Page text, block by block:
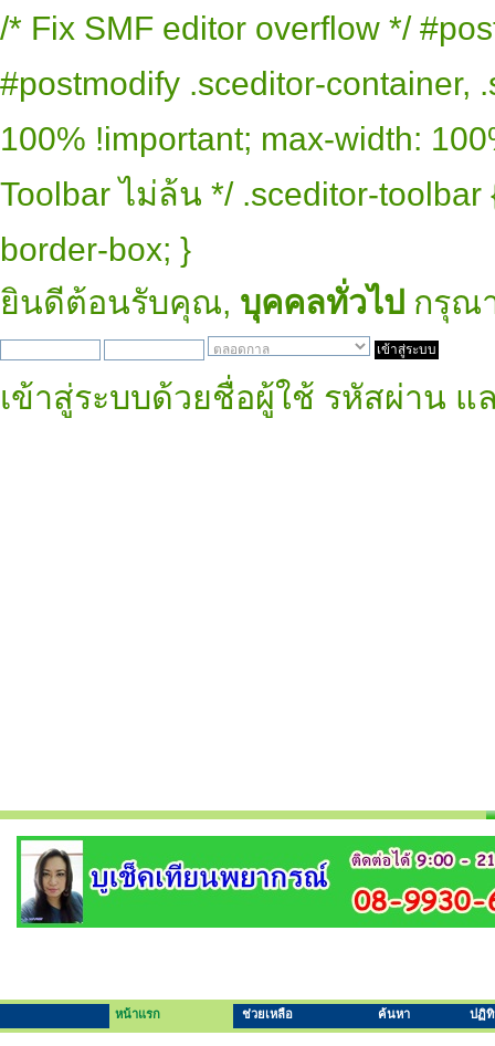
/* Fix SMF editor overflow */
#postmodify .sceditor-container,
100% !important; max-width:
Toolbar ไม่ล้น */ .sceditor-
border-box; }
ยินดีต้อนรับคุณ, บุคคลทั่วไป กรุณ
เข้าสู่ระบบด้วยชื่อผู้ใช้ รหัสผ่าน แ
หน้าแรก ช่วยเหลือ ค้นหา ปฏิ